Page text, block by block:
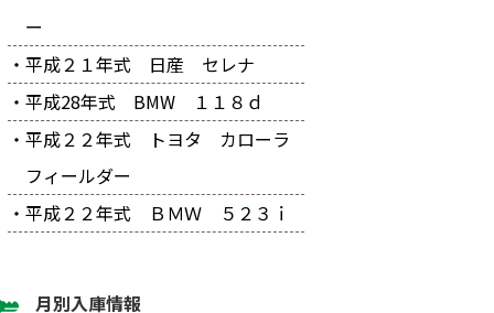
ー
・平成２１年式 日産 セレナ
・平成28年式 BMW １１８ｄ
・平成２２年式 トヨタ カローラ
フィールダー
・平成２２年式 ＢＭＷ ５２３ｉ
月別入庫情報